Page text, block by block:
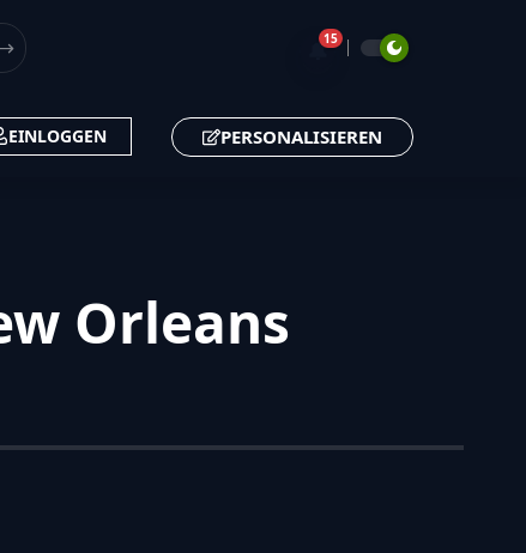
🔔15
EINLOGGEN PERSONALISIEREN
Orleans